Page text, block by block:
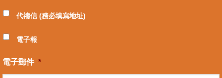
代禱信 (務必填寫地址)
電子報
電子郵件 *